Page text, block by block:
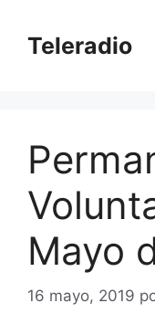
contenido
Teleradio
Mayo
16 mayo, 2019